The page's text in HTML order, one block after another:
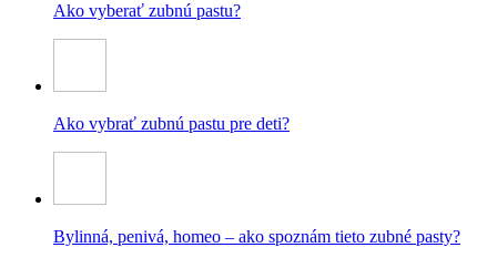
Ako vyberať zubnú pastu?
Ako vybrať zubnú pastu pre deti?
Bylinná, penivá, homeo – ako spoznám tieto zubné pasty?